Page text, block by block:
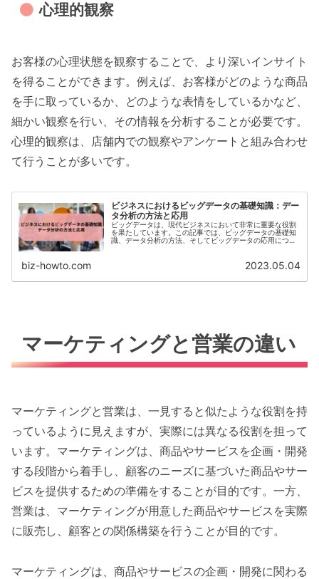
心理的観察
お客様の心理状態を観察することで、より深いインサイト
を得ることができます。例えば、お客様がどのような商品
を手に取っているか、どのような表情をしているかなど、
細かい観察を行い、その情報を分析することが必要です。
心理的観察は、店舗内での観察やアンケートと組み合わせ
て行うことが多いです。
ビジネスにおけるビッグデータの基礎知識：デー
タ分析の方法と応用
ビッグデータは、現代ビジネスにおいて非常に重要な役割
を果たしています。この記事では、ビッグデータの基礎知
識、データ分析の方法、そしてビッグデータの応用につい
biz-howto.com 2023.05.04
マーケティングと営業の違い
マーケティングと営業は、一見すると似たような役割を持
っているように見えますが、実際には異なる役割を担って
います。マーケティングは、商品やサービスを企画・開発
する段階から着手し、顧客のニーズに基づいた商品やサー
ビスを提供するための準備をすることが目的です。一方、
営業は、マーケティングが用意した商品やサービスを実際
に販売し、顧客との関係構築を行うことが目的です。
マーケティングは、商品やサービスの企画・開発に関わる